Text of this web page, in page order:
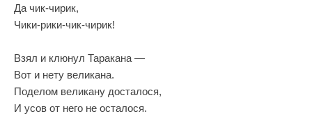
Да чик-чирик,
Чики-рики-чик-чирик!
Взял и клюнул Таракана —
Вот и нету великана.
Поделом великану досталося,
И усов от него не осталося.